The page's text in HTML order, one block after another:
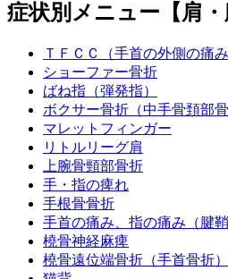
症状別メニュー【肩・
ＴＦＣＣ（手首の外側の痛み
ショーファー骨折
ばね指（弾発指）
ボクサー骨折（中手骨頚部骨
マレットフィンガー
リトルリーグ肩
上腕骨頸部骨折
手・指の痺れ
手根骨骨折
手首の痛み、指の痛み（腱鞘
橈骨神経麻痺
橈骨遠位端骨折（手首骨折）